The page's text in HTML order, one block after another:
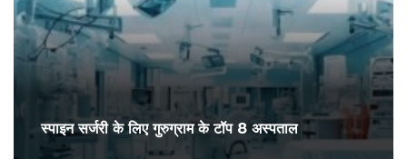
स्पाइन सर्जरी के लिए गुरुग्राम के टॉप 8 अस्पताल